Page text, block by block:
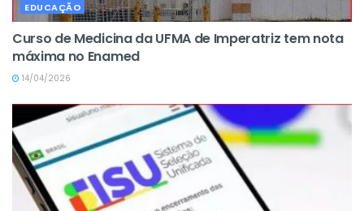
EDUCAÇÃO
Curso de Medicina da UFMA de Imperatriz tem nota
máxima no Enamed
14/04/2026